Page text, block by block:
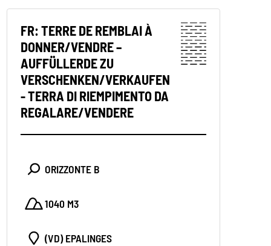
FR: TERRE DE REMBLAI À
DONNER/VENDRE –
AUFFÜLLERDE ZU
VERSCHENKEN/VERKAUFEN
- TERRA DI RIEMPIMENTO DA
REGALARE/VENDERE
ORIZZONTE B
1040 M3
(VD) EPALINGES